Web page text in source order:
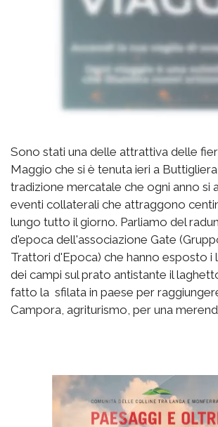
Sono stati una delle attrattiva delle
Maggio che si è tenuta ieri a
tradizione mercatale che ogni anno si
eventi collaterali che attraggono
lungo tutto il giorno. Parliamo del
d'epoca dell'associazione Gate
Trattori d'Epoca) che hanno esposto i
dei campi sul prato antistante il
fatto la sfilata in paese per
Campora, agriturismo, per una